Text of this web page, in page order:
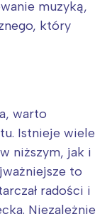
muzyką,
który
warto
Istnieje wiele
niższym, jak i
to
radości i
Niezależnie